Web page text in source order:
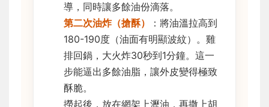
導，同時讓多餘油份滴落。
第二次油炸（搶酥）
：將油溫拉高到
180-190度（油面有明顯波紋）。雞
排回鍋，大火炸30秒到1分鐘。這一
步能逼出多餘油脂，讓外皮變得極致
酥脆。
撈起後，放在網架上瀝油，再撒上胡